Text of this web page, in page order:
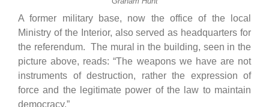
A former military base, now the office of the local
Ministry of the Interior, also served as headquarters for
the referendum. The mural in the building, seen in the
picture above, reads: “The weapons we have are not
instruments of destruction, rather the expression of
force and the legitimate power of the law to maintain
democracy.”